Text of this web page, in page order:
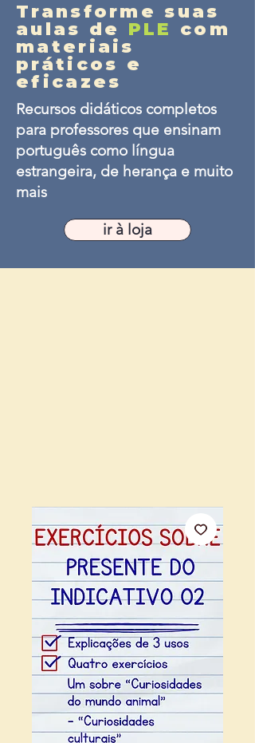
Transforme suas
aulas de PLE com
materiais
práticos e
eficazes
Recursos didáticos completos
para professores que ensinam
português como língua
estrangeira, de herança e muito
mais
ir à loja